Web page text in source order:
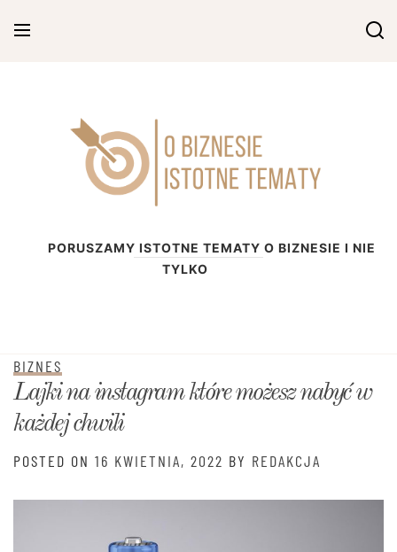
O biznesie
PORUSZAMY ISTOTNE TEMATY O BIZNESIE I NIE
TYLKO
BIZNES
Lajki na instagram które możesz nabyć w
każdej chwili
POSTED ON 16 KWIETNIA, 2022 BY REDAKCJA